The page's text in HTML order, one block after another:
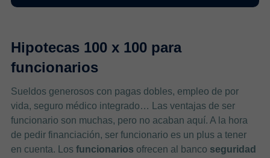
Hipotecas 100 x 100 para
funcionarios
Sueldos generosos con pagas dobles, empleo de por
vida, seguro médico integrado… Las ventajas de ser
funcionario son muchas, pero no acaban aquí. A la hora
de pedir financiación, ser funcionario es un plus a tener
en cuenta. Los funcionarios ofrecen al banco seguridad